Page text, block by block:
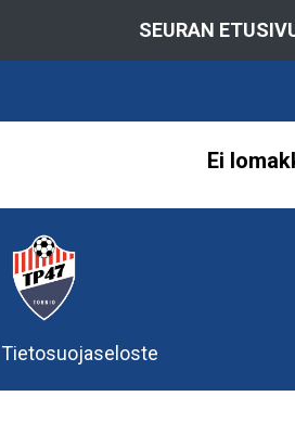
SEURAN
Ei
Tietosuojaseloste